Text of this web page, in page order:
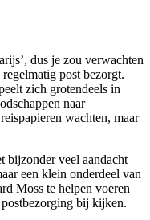
dus je zou verwachten
post bezorgt.
zich grotendeels in
naar
wachten, maar
bijzonder veel aandacht
een klein onderdeel van
Moss te helpen voeren
bij kijken.